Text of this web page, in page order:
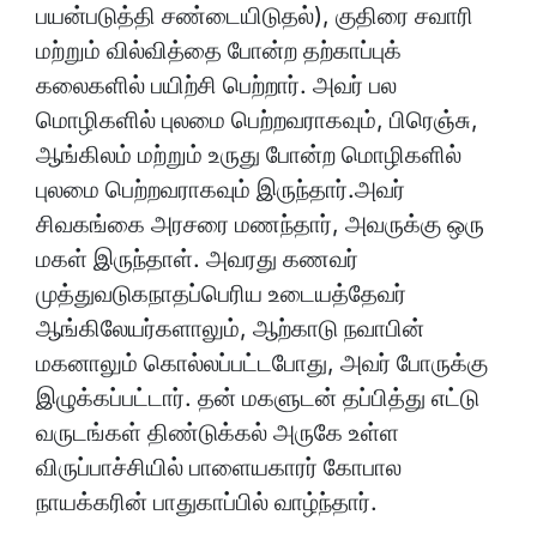
பயன்படுத்தி சண்டையிடுதல்), குதிரை சவாரி
மற்றும் வில்வித்தை போன்ற தற்காப்புக்
கலைகளில் பயிற்சி பெற்றார். அவர் பல
மொழிகளில் புலமை பெற்றவராகவும், பிரெஞ்சு,
ஆங்கிலம் மற்றும் உருது போன்ற மொழிகளில்
புலமை பெற்றவராகவும் இருந்தார்.அவர்
சிவகங்கை அரசரை மணந்தார், அவருக்கு ஒரு
மகள் இருந்தாள். அவரது கணவர்
முத்துவடுகநாதப்பெரிய உடையத்தேவர்
ஆங்கிலேயர்களாலும், ஆற்காடு நவாபின்
மகனாலும் கொல்லப்பட்டபோது, ​​அவர் போருக்கு
இழுக்கப்பட்டார். தன் மகளுடன் தப்பித்து எட்டு
வருடங்கள் திண்டுக்கல் அருகே உள்ள
விருப்பாச்சியில் பாளையகாரர் கோபால
நாயக்கரின் பாதுகாப்பில் வாழ்ந்தார்.